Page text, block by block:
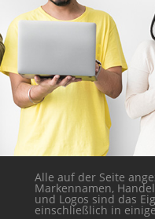
Alle auf der Seite
Markennamen,
und Logos sind das
einschließlich in